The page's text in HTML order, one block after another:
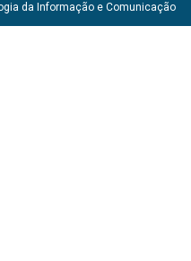
da Informação e Comunicação